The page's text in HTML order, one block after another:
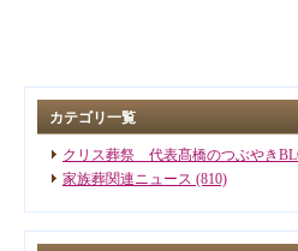
カテゴリ一覧
クリス葬祭 代表髙橋のつぶやき
家族葬関連ニュース (810)